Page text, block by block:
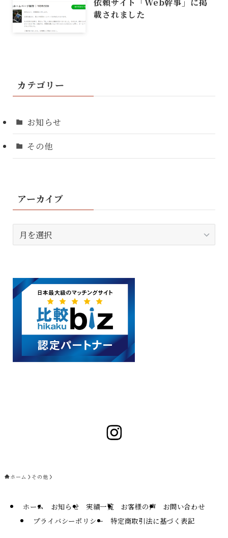
載されました
カテゴリー
お知らせ
その他
アーカイブ
ー
ブ
ホーム その他
ホーム お知らせ 実績一覧 お客様の声
お問い合わせ
プライバシーポリシー
特定商取引法に基づく表記